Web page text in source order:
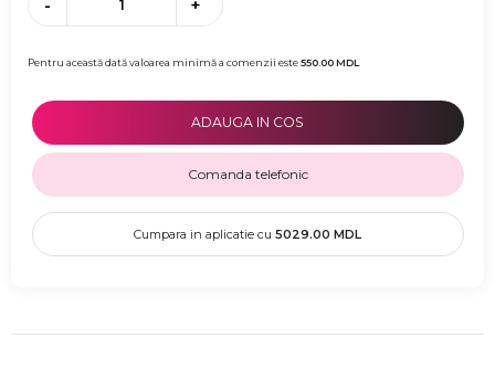
- +
Pentru această dată valoarea minimă a comenzii este550.00MDL
ADAUGA IN COS
Comanda telefonic
Cumpara in aplicatie cu 5029.00 MDL